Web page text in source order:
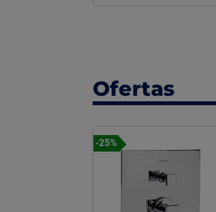
Ofertas
-25%